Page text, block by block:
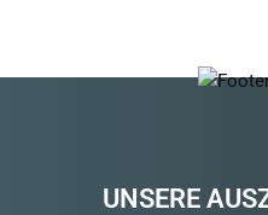
UNSERE